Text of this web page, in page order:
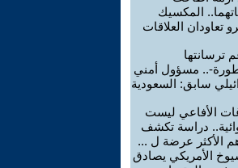
المكسيك
تعاودان العلاقات
ترسانتها
.. مسؤول أمني
سابق: السعودية
الأفاعي ليست
دراسة تكشف
الأكثر عرضة ل ...
الأمريكي يصادق